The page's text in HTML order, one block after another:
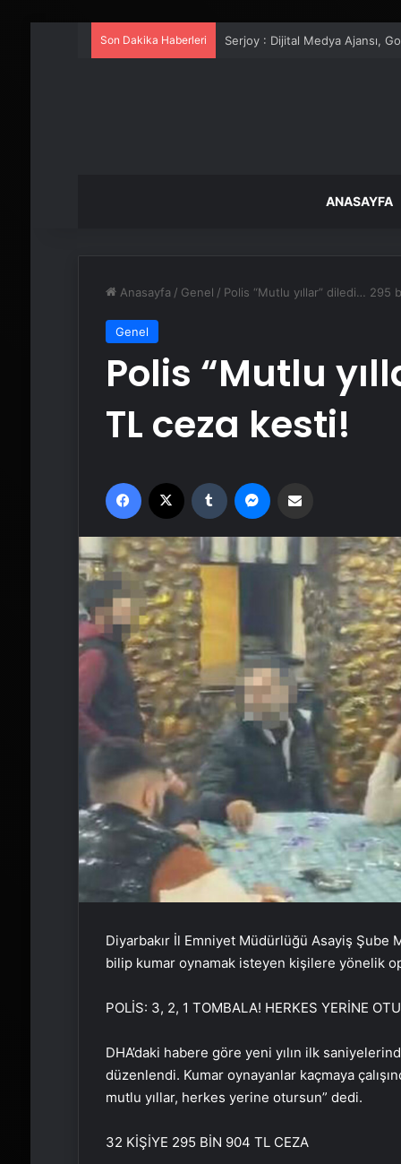
Son Dakika Haberleri UETDS Nedir ? Uetds.com İle
ANASAYFA
Anasayfa / Genel / Polis “Mutlu yıllar” diledi… 295
Genel
Polis “Mutlu
TL ceza kesti!
Facebook Tumblr
Diyarbakır İl Emniyet Müdürlüğü Asayiş Şube
bilip kumar oynamak isteyen kişilere yönelik
POLİS: 3, 2, 1 TOMBALA! HERKES YERİNE
DHA’daki habere göre yeni yılın ilk
düzenlendi. Kumar oynayanlar kaçmaya
mutlu yıllar, herkes yerine otursun” dedi.
32 KİŞİYE 295 BİN 904 TL CEZA